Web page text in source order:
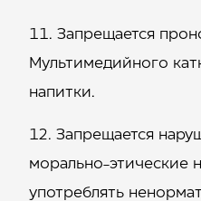
Запрещается
Мультимедийного
напитки.
Запрещается
морально-этические
употреблять